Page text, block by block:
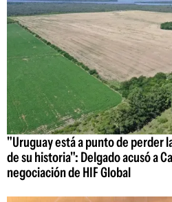
"Uruguay está a punto de perder
de su historia": Delgado acusó a
negociación de HIF Global